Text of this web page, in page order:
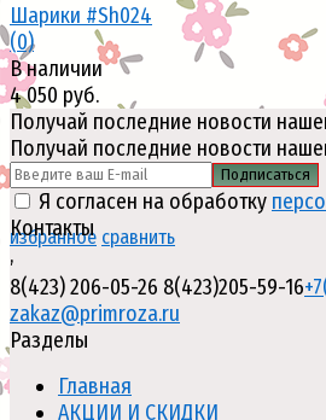
избранное сравнить
Шарики #Sh024
(0)
В наличии
4 050 руб.
Получай последние новости
Получай последние новости
Подписаться
Я согласен на обработку
Контакты
,
8(423) 206-05-26 8(423)205-59-16
zakaz@primroza.ru
Разделы
Главная
АКЦИИ И СКИДКИ